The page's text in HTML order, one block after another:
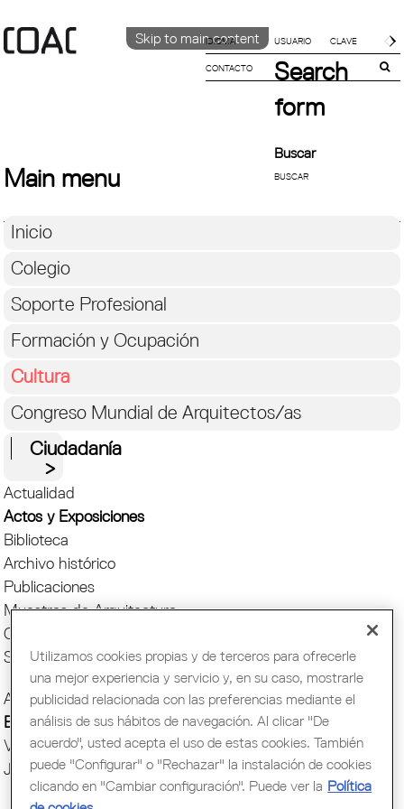
Skip to main content
IDIOMA
CATALÀ
CONTACTO
Search
form
Buscar
Main menu
Inicio
Colegio
Soporte Profesional
Formación y Ocupación
Cultura
Congreso Mundial de Arquitectos/as
Ciudadanía
Actualidad
Actos y Exposiciones
Biblioteca
Archivo histórico
Publicaciones
Muestras de Arquitectura
Oficina del Paisaje
Setmana Arquitectura
Actos COAC
Exposiciones COAC
Visitas COAC
Jornadas y cursos
Utilizamos cookies propias y de terceros para ofrecerle
una mejor experiencia y servicio y, en su caso, mostrarle
publicidad relacionada con las preferencias mediante el
análisis de sus hábitos de navegación. Al clicar "De
acuerdo", usted acepta el uso de estas cookies. También
puede "Configurar" o "Rechazar" la instalación de cookies
clicando en "Cambiar configuración". Puede ver la Política